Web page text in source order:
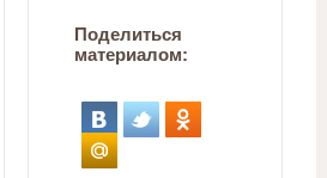
Поделиться
материалом: